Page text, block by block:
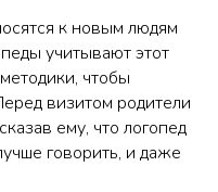
к новым людям
учитывают этот
чтобы
визитом родители
ему, что логопед
говорить, и даже